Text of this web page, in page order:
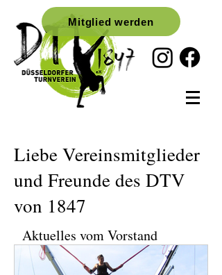
Mitglied werden
Liebe Vereinsmitglieder
und Freunde des DTV
von 1847
Aktuelles vom Vorstand